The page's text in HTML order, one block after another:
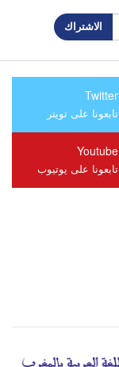
الاشتراك
Twitter
تابعونا على تويتر
Youtube
تابعونا على يوتيوب